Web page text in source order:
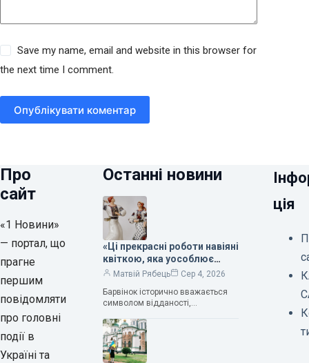
Save my name, email and website in this browser for
the next time I comment.
Опублікувати коментар
Про
сайт
«1 Новини»
— портал, що
прагне
першим
повідомляти
про головні
події в
Україні та
Останні новини
«Ці прекрасні роботи навіяні
квіткою, яка уособлює
нескінченне кохання», —
Людмила Карпінська-
Романюк
Матвій Рябець
Сер 4, 2026
Барвінок історично вважається
символом відданості,
та тривалого подружнього союзу.
Саме тому ця рослина надихала і
продовжує надихати митців на
ція